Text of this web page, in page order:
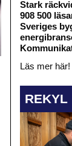
Stark
908 500
Sveriges
Läs mer här!
REKYL